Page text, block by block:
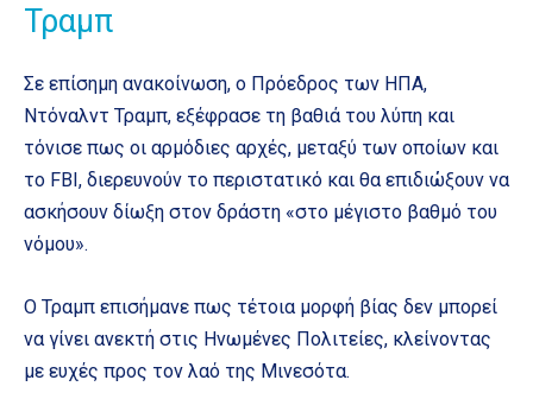
Τραμπ
Σε επίσημη ανακοίνωση, ο Πρόεδρος των ΗΠΑ,
Ντόναλντ Τραμπ, εξέφρασε τη βαθιά του λύπη και
τόνισε πως οι αρμόδιες αρχές, μεταξύ των οποίων και
το FBI, διερευνούν το περιστατικό και θα επιδιώξουν να
ασκήσουν δίωξη στον δράστη «στο μέγιστο βαθμό του
νόμου».
Ο Τραμπ επισήμανε πως τέτοια μορφή βίας δεν μπορεί
να γίνει ανεκτή στις Ηνωμένες Πολιτείες, κλείνοντας
με ευχές προς τον λαό της Μινεσότα.